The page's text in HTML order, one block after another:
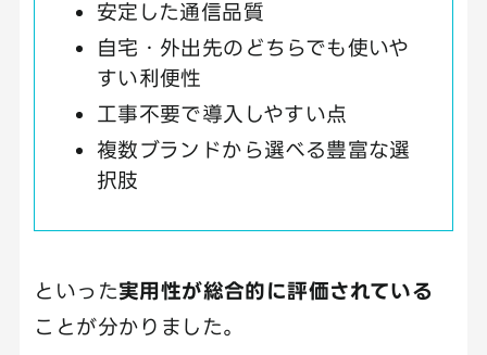
安定した通信品質
自宅・外出先のどちらでも使いや
すい利便性
工事不要で導入しやすい点
複数ブランドから選べる豊富な選
択肢
といった実用性が総合的に評価されている
ことが分かりました。